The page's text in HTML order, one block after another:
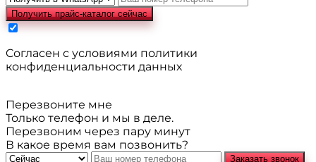
Получить прайс-каталог сейчас
Cогласен с условиями политики
конфиденциальности данных
Перезвоните мне
Только телефон и мы в деле.
Перезвоним через пару минут
В какое время вам позвонить?
Заказать звонок